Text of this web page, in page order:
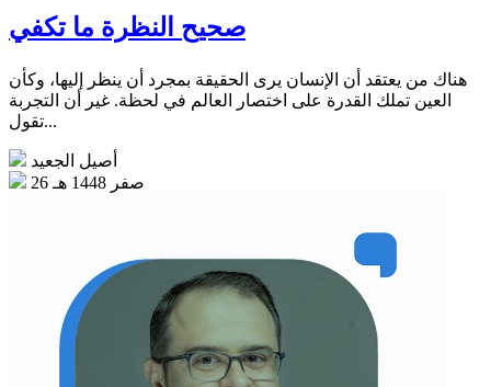
صحيح النظرة ما تكفي
هناك من يعتقد أن الإنسان يرى الحقيقة بمجرد أن ينظر إليها، وكأن
العين تملك القدرة على اختصار العالم في لحظة. غير أن التجربة
تقول...
أصيل الجعيد
26 صفر 1448 هـ